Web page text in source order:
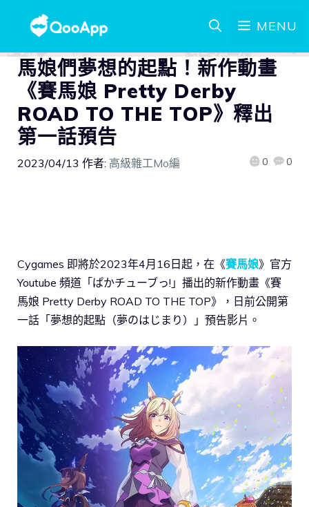
MENU
馬娘們夢想的起點！新作動畫
《賽馬娘 Pretty Derby
ROAD TO THE TOP》釋出
第一話預告
2023/04/13 作者: 高級雜工Mo編 0 0
Cygames 即將於2023年4月16日起，在《賽馬娘》官方
Youtube 頻道「ぱかチューブっ!」播出的新作動畫《賽
馬娘 Pretty Derby ROAD TO THE TOP》，日前公開第
一話「夢想的起點（夢のはじまり）」預告影片。